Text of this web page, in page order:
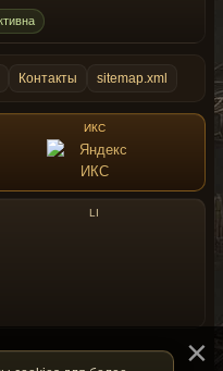
Контакты sitemap.xml
ИКС
LI